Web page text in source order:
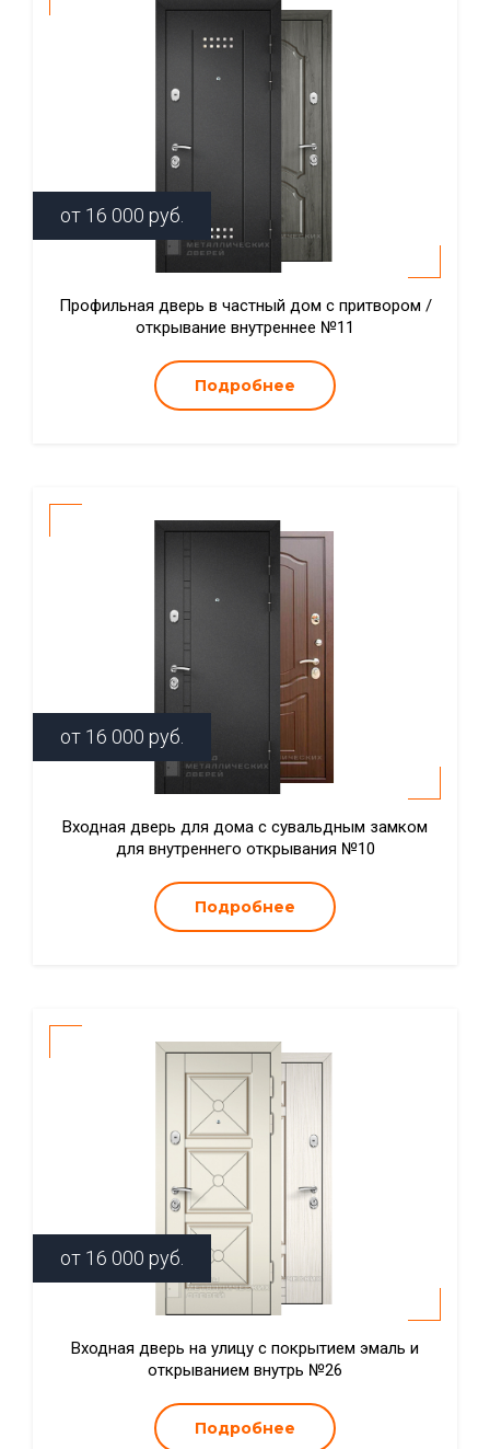
от 16 000 руб.
Профильная дверь в частный дом с притвором /
открывание внутреннее №11
Подробнее
от 16 000 руб.
Входная дверь для дома с сувальдным замком
для внутреннего открывания №10
Подробнее
от 16 000 руб.
Входная дверь на улицу с покрытием эмаль и
открыванием внутрь №26
Подробнее